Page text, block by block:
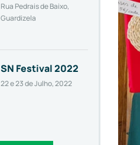
Rua Pedrais de Baixo,
Guardizela
SN Festival 2022
22 e 23 de Julho, 2022